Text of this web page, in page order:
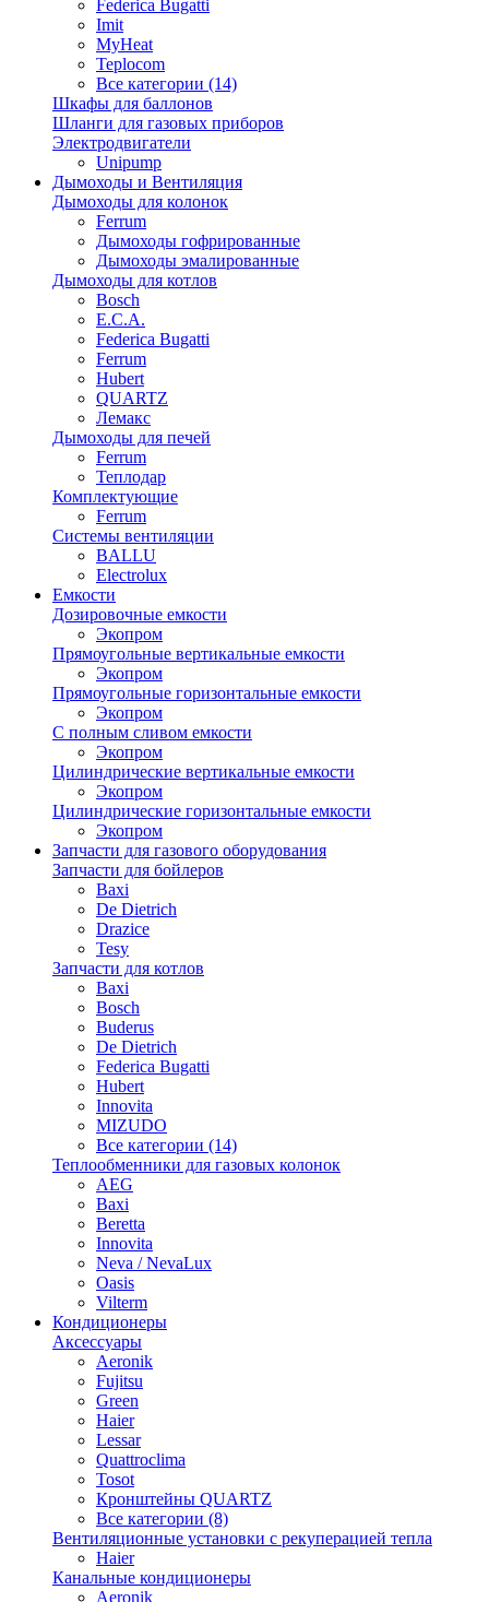
Federica Bugatti
Imit
MyHeat
Teplocom
Все категории (14)
Шкафы для баллонов
Шланги для газовых приборов
Электродвигатели
Unipump
Дымоходы и Вентиляция
Дымоходы для колонок
Ferrum
Дымоходы гофрированные
Дымоходы эмалированные
Дымоходы для котлов
Bosch
E.C.A.
Federica Bugatti
Ferrum
Hubert
QUARTZ
Лемакс
Дымоходы для печей
Ferrum
Теплодар
Комплектующие
Ferrum
Системы вентиляции
BALLU
Electrolux
Емкости
Дозировочные емкости
Экопром
Прямоугольные вертикальные емкости
Экопром
Прямоугольные горизонтальные емкости
Экопром
С полным сливом емкости
Экопром
Цилиндрические вертикальные емкости
Экопром
Цилиндрические горизонтальные емкости
Экопром
Запчасти для газового оборудования
Запчасти для бойлеров
Baxi
De Dietrich
Drazice
Tesy
Запчасти для котлов
Baxi
Bosch
Buderus
De Dietrich
Federica Bugatti
Hubert
Innovita
MIZUDO
Все категории (14)
Теплообменники для газовых колонок
AEG
Baxi
Beretta
Innovita
Neva / NevaLux
Oasis
Vilterm
Кондиционеры
Аксессуары
Aeronik
Fujitsu
Green
Haier
Lessar
Quattroclima
Tosot
Кронштейны QUARTZ
Все категории (8)
Вентиляционные установки с рекуперацией тепла
Haier
Канальные кондиционеры
Aeronik